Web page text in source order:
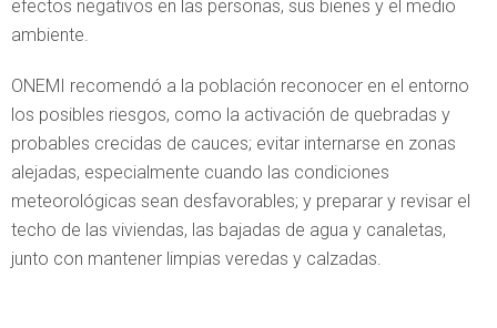
efectos negativos en las personas, sus bienes y el medio
ambiente.
ONEMI recomendó a la población reconocer en el entorno
los posibles riesgos, como la activación de quebradas y
probables crecidas de cauces; evitar internarse en zonas
alejadas, especialmente cuando las condiciones
meteorológicas sean desfavorables; y preparar y revisar el
techo de las viviendas, las bajadas de agua y canaletas,
junto con mantener limpias veredas y calzadas.